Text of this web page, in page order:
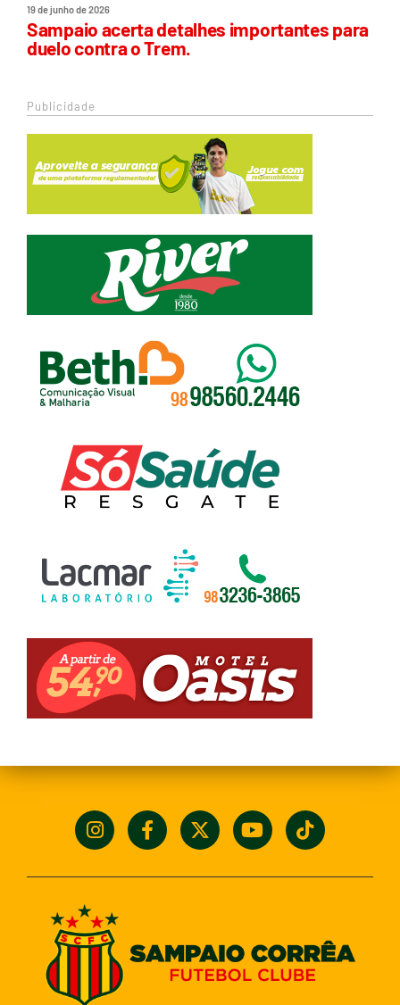
19 de junho de 2026
Sampaio acerta detalhes importantes para
duelo contra o Trem.
Publicidade